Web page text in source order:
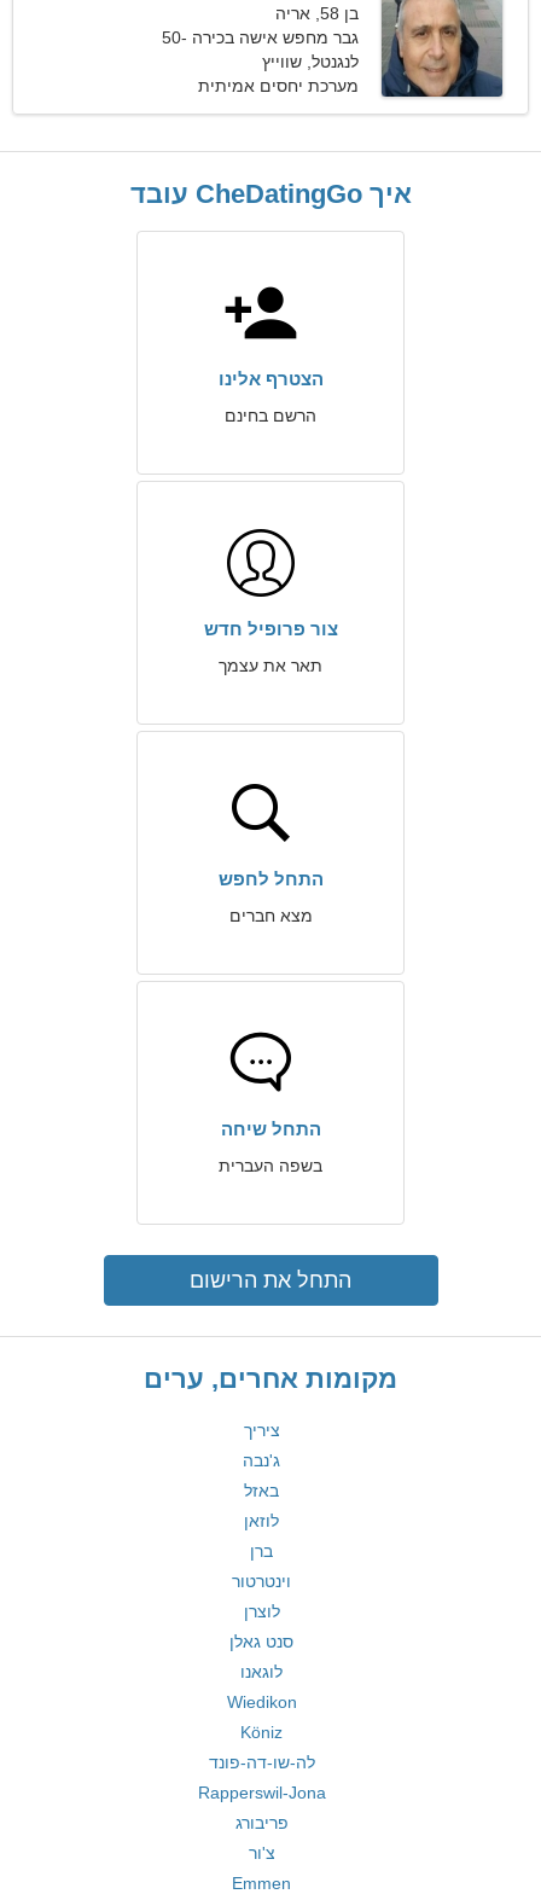
בן 58, אריה
גבר מחפש אישה בכירה 50-
55
לנגנטל, שווייץ
מערכת יחסים אמיתית
איך CheDatingGo עובד
הצטרף אלינו
הרשם בחינם
צור פרופיל חדש
תאר את עצמך
התחל לחפש
מצא חברים
התחל שיחה
בשפה העברית
התחל את הרישום
מקומות אחרים, ערים
ציריך
ג'נבה
באזל
לוזאן
ברן
וינטרטור
לוצרן
סנט גאלן
לוגאנו
Wiedikon
Köniz
לה-שו-דה-פונד
Rapperswil-Jona
פריבורג
צ'ור
Emmen